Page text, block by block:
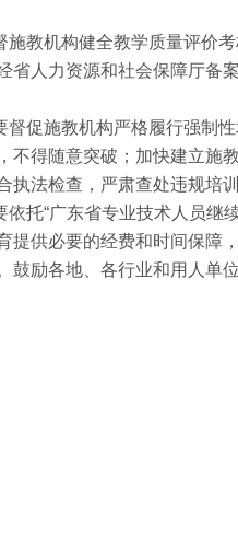
教机构健全教学质量评价
省人力资源和社会保障厅备
促施教机构严格履行强制
得随意突破；加快建立施
法检查，严肃查处违规培
依托“广东省专业技术人员继
提供必要的经费和时间保障
励各地、各行业和用人单